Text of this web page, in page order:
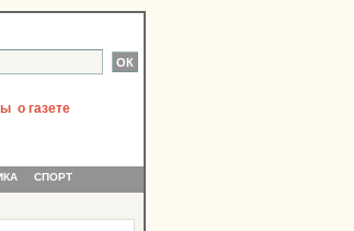
о газете
СПОРТ